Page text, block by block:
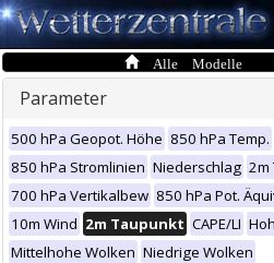
Alle Modelle
Parameter
500 hPa Geopot. Höhe 850 hPa Temp.
850 hPa Stromlinien Niederschlag 2m
700 hPa Vertikalbew 850 hPa Pot.
10m Wind 2m Taupunkt CAPE/LI
Mittelhohe Wolken Niedrige Wolken